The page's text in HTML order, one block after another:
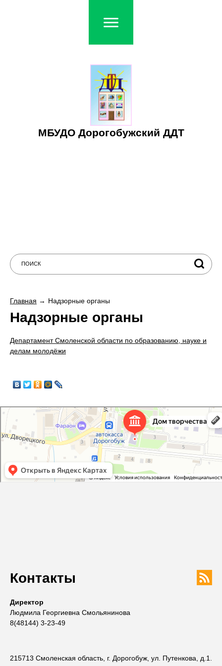
МБУДО Дорогобужский ДДТ
Главная Надзорные органы
Надзорные органы
Департамент Смоленской области по образованию, науке и
делам молодёжи
Контакты
Директор
Людмила Георгиевна Смольянинова
8(48144) 3-23-49
215713 Смоленская область, г. Дорогобуж, ул. Путенкова, д.1.
Дорогобужский дом детского творчества
Дом культуры в Дорогобуже
Дополнительное образование в Дорогобуже